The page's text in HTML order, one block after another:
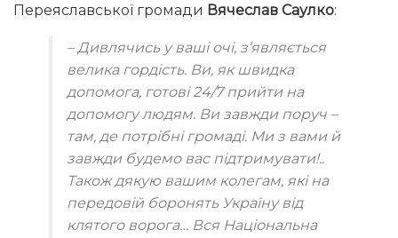
Переяславської громади Вячеслав Саулко:
– Дивлячись у ваші очі, з’являється
велика гордість. Ви, як швидка
допомога, готові 24/7 прийти на
допомогу людям. Ви завжди поруч –
там, де потрібні громаді. Ми з вами й
завжди будемо вас підтримувати!..
Також дякую вашим колегам, які на
передовій боронять Україну від
клятого ворога… Вся Національна